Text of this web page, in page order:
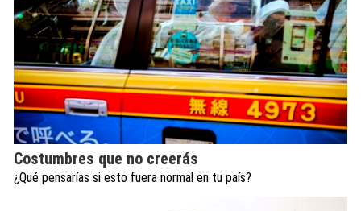
Costumbres que no creerás
¿Qué pensarías si esto fuera normal en tu país?